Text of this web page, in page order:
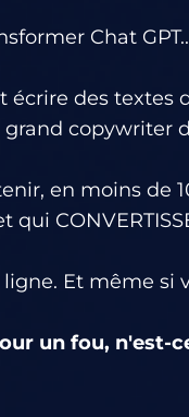
Chat
écrire des textes
copywriter
en moins de
Et même si
un fou, n'est-